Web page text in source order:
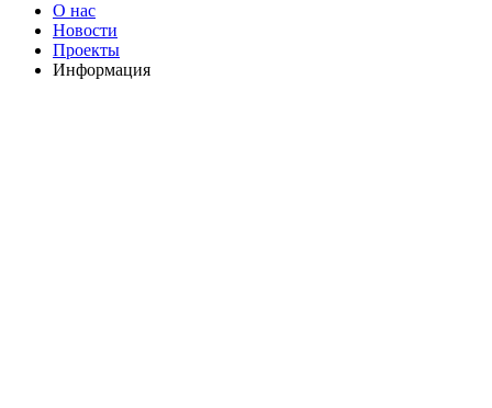
О нас
Новости
Проекты
Информация